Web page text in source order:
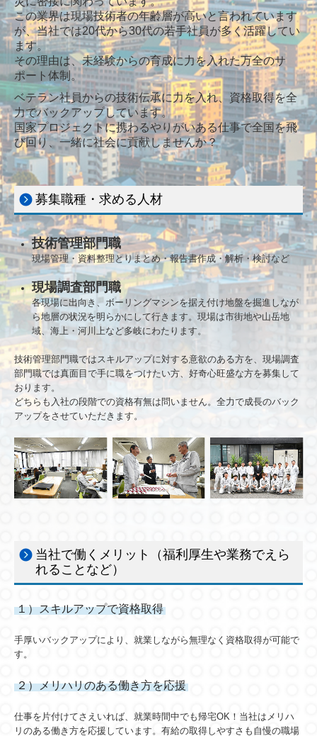
この業界は現場技術者の年齢層が高いと言われています
が、当社では20代から30代の若手社員が多く活躍してい
ます。
その理由は、未経験からの育成に力を入れた万全のサ
ポート体制。
ベテラン社員からの技術伝承に力を入れ、資格取得を全
力でバックアップしています。
国家プロジェクトに携わるやりがいある仕事で全国を飛
び回り、一緒に社会に貢献しませんか？
募集職種・求める人材
技術管理部門職
現場管理・資料整理とりまとめ・報告書作成・解析・検討など
現場調査部門職
各現場に出向き、ボーリングマシンを据え付け地盤を掘進しなが
ら地層の状況を明らかにして行きます。現場は市街地や山岳地
域、海上・河川上など多岐にわたります。
技術管理部門職ではスキルアップに対する意欲のある方を、現場調査
部門職では真面目で手に職をつけたい方、好奇心旺盛な方を募集して
おります。
どちらも入社の段階での資格有無は問いません。全力で成長のバック
アップをさせていただきます。
当社で働くメリット（福利厚生や業務でえら
れることなど）
１）スキルアップで資格取得
手厚いバックアップにより、就業しながら無理なく資格取得が可能で
す。
２）メリハリのある働き方を応援
仕事を片付けてさえいれば、就業時間中でも帰宅OK！当社はメリハ
リのある働き方を応援しています。有給の取得しやすさも自慢の職場